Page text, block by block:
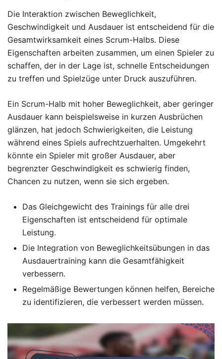
Die Interaktion zwischen Beweglichkeit,
Geschwindigkeit und Ausdauer ist entscheidend für die
Gesamtwirksamkeit eines Scrum-Halbs. Diese
Eigenschaften arbeiten zusammen, um einen Spieler zu
schaffen, der in der Lage ist, schnelle Entscheidungen
zu treffen und Spielzüge unter Druck auszuführen.
Ein Scrum-Halb mit hoher Beweglichkeit, aber geringer
Ausdauer kann beispielsweise in kurzen Ausbrüchen
glänzen, hat jedoch Schwierigkeiten, die Leistung
während eines Spiels aufrechtzuerhalten. Umgekehrt
könnte ein Spieler mit großer Ausdauer, aber
begrenzter Geschwindigkeit es schwierig finden,
Chancen zu nutzen, wenn sie sich ergeben.
Das Gleichgewicht des Trainings für alle drei
Eigenschaften ist entscheidend für optimale
Leistung.
Die Integration von Beweglichkeitsübungen in das
Ausdauertraining kann die Gesamtfähigkeit
verbessern.
Regelmäßige Bewertungen können helfen, Bereiche
zu identifizieren, die verbessert werden müssen.